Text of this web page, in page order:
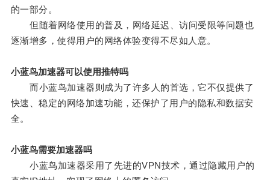
的一部分。
但随着网络使用的普及，网络延迟、访问受限等问题也
逐渐增多，使得用户的网络体验变得不尽如人意。
小蓝鸟加速器可以使用推特吗
而小蓝鸟加速器则成为了许多人的首选，它不仅提供了
快速、稳定的网络加速功能，还保护了用户的隐私和数据安
全。
小蓝鸟需要加速器吗
小蓝鸟加速器采用了先进的VPN技术，通过隐藏用户的